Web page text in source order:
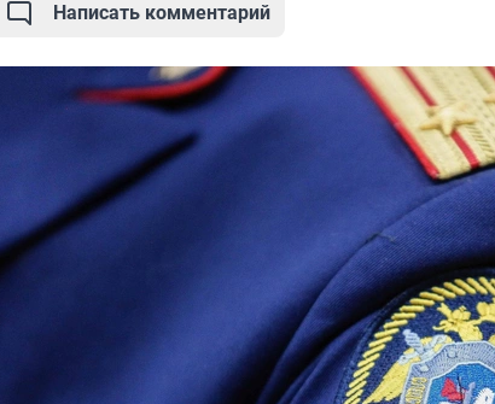
Написать комментарий